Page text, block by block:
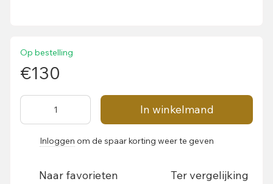
Op bestelling
€130
In winkelmand
Inloggen om de spaar korting weer te geven
Naar favorieten Ter vergelijking